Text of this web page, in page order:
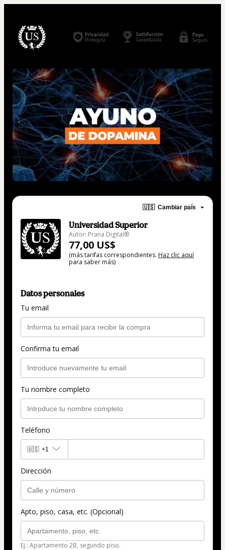
🇺🇸 Cambiar país
Universidad Superior
Autor: Prana Digital®
77,00 US$
(más tarifas correspondientes. Haz clic aquí
para saber más)
Datos personales
Tu email
Confirma tu email
Tu nombre completo
Teléfono
🇺🇸 +1
Dirección
Apto, piso, casa, etc. (Opcional)
Ej.: Apartamento 2B, segundo piso.